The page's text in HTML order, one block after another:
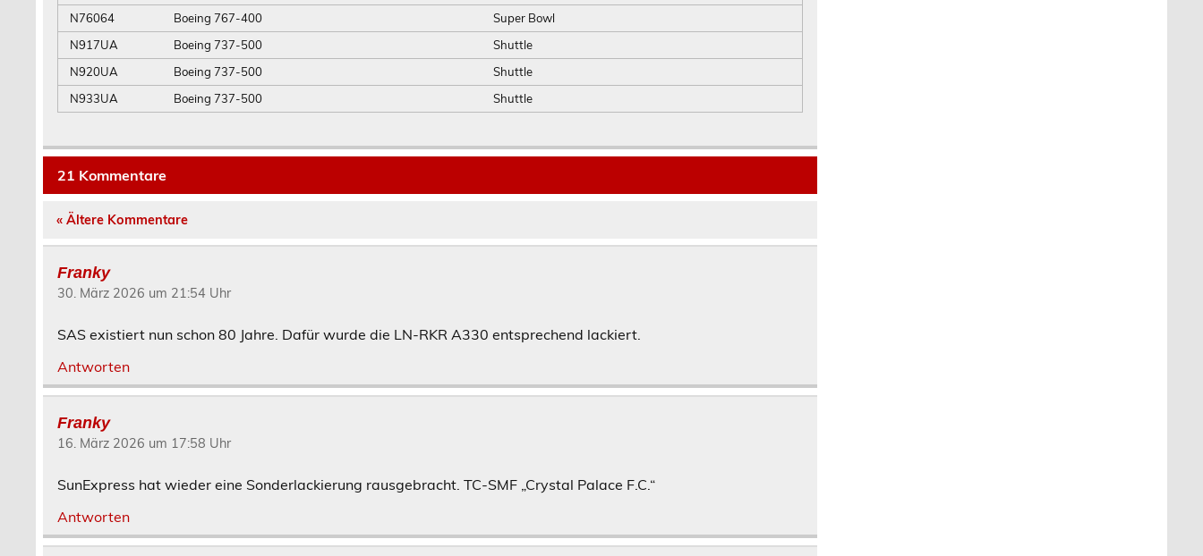
N76064
Boeing 767-400
Super Bowl
N917UA
Boeing 737-500
Shuttle
N920UA
Boeing 737-500
Shuttle
N933UA
Boeing 737-500 Shuttle
21 Kommentare
« Ältere Kommentare
Franky
30. März 2026 um 21:54 Uhr
SAS existiert nun schon 80 Jahre. Dafür wurde die LN-RKR A330 entsprechend lackiert.
Antworten
Franky
16. März 2026 um 17:58 Uhr
SunExpress hat wieder eine Sonderlackierung rausgebracht. TC-SMF „Crystal Palace F.C.“
Antworten